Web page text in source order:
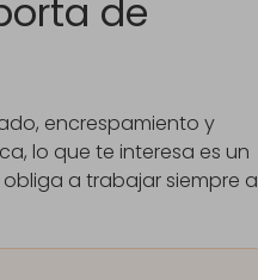
de
encrespamiento y
lo que te interesa es un
a trabajar siempre a